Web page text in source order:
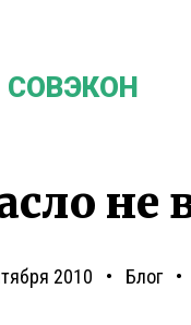
СОВЭКОН
не
2010 Блог